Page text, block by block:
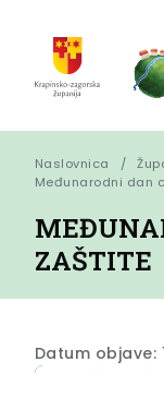
Naslovnica
Međunarodni dan
ZAŠTITE
Datum objave: